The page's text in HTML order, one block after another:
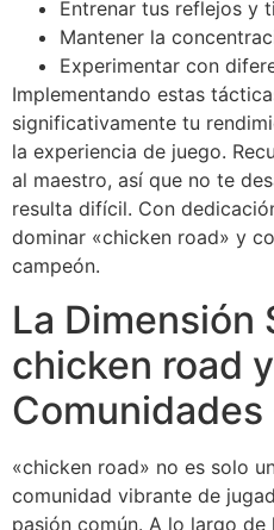
Entrenar tus reflejos y
Mantener la
Experimentar con
Implementando estas
significativamente tu
la experiencia de juego.
al maestro, así que no te
resulta difícil. Con
dominar «chicken road» y
campeón.
La Dimensión
chicken road
Comunidades
«chicken road» no es solo
comunidad vibrante de
pasión común. A lo largo de